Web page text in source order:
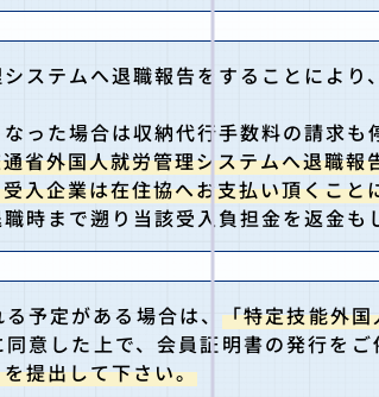
ステムへ退職報告をすることにより
った場合は収納代行手数料の請求も
省外国人就労管理システムへ退職
入企業は在住協へお支払い頂くこ
時まで遡り当該受入負担金を返金も
予定がある場合は、「特定技能外
意した上で、会員証明書の発行をご
提出して下さい。